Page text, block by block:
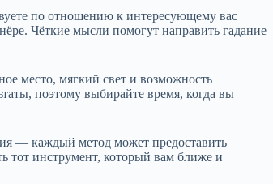
по отношению к интересующему вас
Чёткие мысли помогут направить гадание
место, мягкий свет и возможность
поэтому выбирайте время, когда вы
— каждый метод может предоставить
тот инструмент, который вам ближе и